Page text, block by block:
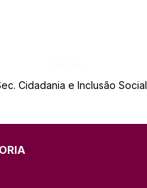
Cidadania e Inclusão Social